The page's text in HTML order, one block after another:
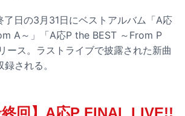
了日の3月31日にベストアルバム「A応
A～」「A応P the BEST ～From P
ース。ラストライブで披露された新曲
録される。
回】A応P FINAL LIVE!!